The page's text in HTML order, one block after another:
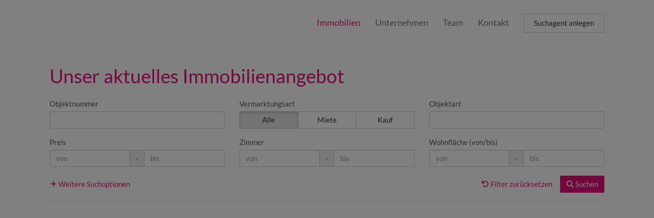
Immobilien Unternehmen Team Kontakt Suchagent anlegen
Unser aktuelles Immobilienangebot
Objektnummer
Vermarktungsart
Alle
Miete Kauf
Objektart
Preis
-
Zimmer
-
Wohnfläche (von/bis)
-
Weitere Suchoptionen Filter zurücksetzen Suchen